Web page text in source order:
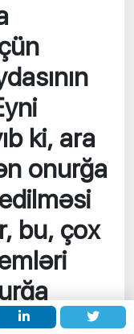
ki, ara
onurğa
bu, çox